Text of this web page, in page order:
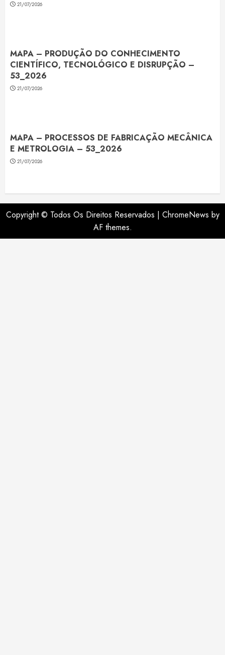
21/07/2026
MAPA – PRODUÇÃO DO CONHECIMENTO
CIENTÍFICO, TECNOLÓGICO E DISRUPÇÃO –
53_2026
21/07/2026
MAPA – PROCESSOS DE FABRICAÇÃO MECÂNICA
E METROLOGIA – 53_2026
21/07/2026
Copyright © Todos Os Direitos Reservados | ChromeNews by
AF themes.